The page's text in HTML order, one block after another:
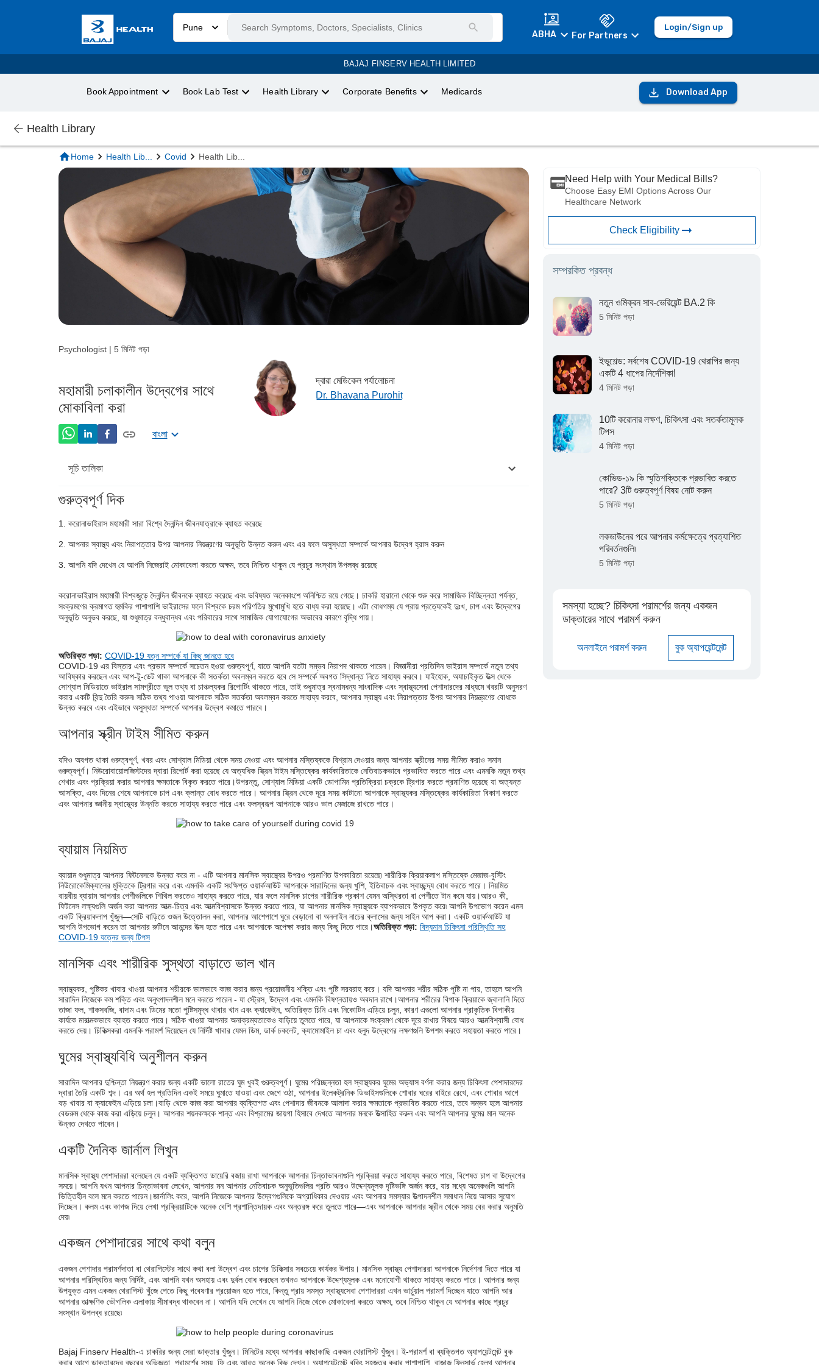
Pune
ABHA For Partners
Login/Sign up
BAJAJ FINSERV HEALTH LIMITED
Book Appointment Book Lab Test Health Library Corporate Benefits Medicards Download App
Health Library
Home Health Lib... Covid Health Lib...
Psychologist | 5 মিনিট পড়া
মহামারী চলাকালীন উদ্বেগের সাথে
মোকাবিলা করা
দ্বারা মেডিকেল পর্যালোচনা
Dr. Bhavana Purohit
বাংলা
সূচি তালিকা
আপনার স্ক্রীন টাইম সীমিত করুন
ব্যায়াম নিয়মিত
মানসিক এবং শারীরিক সুস্থতা বাড়াতে ভাল খান
ঘুমের স্বাস্থ্যবিধি অনুশীলন করুন
একটি দৈনিক জার্নাল লিখুন
একজন পেশাদারের সাথে কথা বলুন
গুরুত্বপূর্ণ দিক
করোনাভাইরাস মহামারী সারা বিশ্বে দৈনন্দিন জীবনযাত্রাকে ব্যাহত করেছে
আপনার স্বাস্থ্য এবং নিরাপত্তার উপর আপনার নিয়ন্ত্রণের অনুভূতি উন্নত করুন এবং এর ফলে অসুস্থতা সম্পর্কে আপনার উদ্বেগ হ্রাস করুন
আপনি যদি দেখেন যে আপনি নিজেরাই মোকাবেলা করতে অক্ষম, তবে নিশ্চিত থাকুন যে প্রচুর সংস্থান উপলব্ধ রয়েছে
করোনাভাইরাস মহামারী বিশ্বজুড়ে দৈনন্দিন জীবনকে ব্যাহত করেছে এবং ভবিষ্যত অনেকাংশে অনিশ্চিত রয়ে গেছে। চাকরি হারানো থেকে শুরু করে সামাজিক বিচ্ছিন্নতা পর্যন্ত,
সংক্রমণের ক্রমাগত হুমকির পাশাপাশি ভাইরাসের ফলে বিশ্বকে চরম পরিণতির মুখোমুখি হতে বাধ্য করা হয়েছে। এটা বোধগম্য যে প্রায় প্রত্যেকেই দুঃখ, চাপ এবং উদ্বেগের
অনুভূতি অনুভব করছে, যা শুধুমাত্র বন্ধুবান্ধব এবং পরিবারের সাথে সামাজিক যোগাযোগের অভাবের কারণে বৃদ্ধি পায়।
অতিরিক্ত পড়া: COVID-19 যত্ন সম্পর্কে যা কিছু জানতে হবে
COVID-19 এর বিস্তার এবং প্রভাব সম্পর্কে সচেতন হওয়া গুরুত্বপূর্ণ, যাতে আপনি যতটা সম্ভব নিরাপদ থাকতে পারেন। বিজ্ঞানীরা প্রতিদিন ভাইরাস সম্পর্কে নতুন তথ্য
আবিষ্কার করছেন এবং আপ-টু-ডেট থাকা আপনাকে কী সতর্কতা অবলম্বন করতে হবে সে সম্পর্কে অবগত সিদ্ধান্ত নিতে সাহায্য করবে। যাইহোক, অযাচাইকৃত উত্স থেকে
সোশ্যাল মিডিয়াতে ভাইরাল সামগ্রীতে ভুল তথ্য বা চাঞ্চল্যকর রিপোর্টিং থাকতে পারে, তাই শুধুমাত্র স্বনামধন্য সাংবাদিক এবং স্বাস্থ্যসেবা পেশাদারদের মাধ্যমে খবরটি অনুসরণ
করার একটি বিন্দু তৈরি করুন৷ সঠিক তথ্য পাওয়া আপনাকে সঠিক সতর্কতা অবলম্বন করতে সাহায্য করবে, আপনার স্বাস্থ্য এবং নিরাপত্তার উপর আপনার নিয়ন্ত্রণের বোধকে
উন্নত করবে এবং এইভাবে অসুস্থতা সম্পর্কে আপনার উদ্বেগ কমাতে পারবে।
আপনার স্ক্রীন টাইম সীমিত করুন
যদিও অবগত থাকা গুরুত্বপূর্ণ, খবর এবং সোশ্যাল মিডিয়া থেকে সময় নেওয়া এবং আপনার মস্তিষ্ককে বিশ্রাম দেওয়ার জন্য আপনার স্ক্রীনের সময় সীমিত করাও সমান
গুরুত্বপূর্ণ। নিউরোবায়োলজিস্টদের দ্বারা রিপোর্ট করা হয়েছে যে অত্যধিক স্ক্রিন টাইম মস্তিষ্কের কার্যকারিতাকে নেতিবাচকভাবে প্রভাবিত করতে পারে এবং এমনকি নতুন তথ্য
শেখার এবং প্রক্রিয়া করার আপনার ক্ষমতাকে বিকৃত করতে পারে।উপরন্তু, সোশ্যাল মিডিয়া একটি ডোপামিন প্রতিক্রিয়া চক্রকে ট্রিগার করতে প্রমাণিত হয়েছে যা অত্যন্ত
আসক্তি, এবং দিনের শেষে আপনাকে চাপ এবং ক্লান্ত বোধ করতে পারে। আপনার স্ক্রিন থেকে দূরে সময় কাটানো আপনাকে স্বাস্থ্যকর মস্তিষ্কের কার্যকারিতা বিকাশ করতে
এবং আপনার জ্ঞানীয় স্বাস্থ্যের উন্নতি করতে সাহায্য করতে পারে এবং ফলস্বরূপ আপনাকে আরও ভাল মেজাজে রাখতে পারে।
ব্যায়াম নিয়মিত
ব্যায়াম শুধুমাত্র আপনার ফিটনেসকে উন্নত করে না - এটি আপনার মানসিক স্বাস্থ্যের উপরও প্রমাণিত উপকারিতা রয়েছে৷ শারীরিক ক্রিয়াকলাপ মস্তিষ্কে মেজাজ-বুস্টিং
নিউরোকেমিক্যালের মুক্তিকে ট্রিগার করে এবং এমনকি একটি সংক্ষিপ্ত ওয়ার্কআউট আপনাকে সারাদিনের জন্য খুশি, ইতিবাচক এবং স্বাচ্ছন্দ্য বোধ করতে পারে। নিয়মিত
বায়বীয় ব্যায়াম আপনার পেশীগুলিকে শিথিল করতেও সাহায্য করতে পারে, যার ফলে মানসিক চাপের শারীরিক প্রকাশ যেমন অস্থিরতা বা পেশীতে টান কমে যায়।আরও কী,
ফিটনেস লক্ষ্যগুলি অর্জন করা আপনার আত্ম-চিত্র এবং আত্মবিশ্বাসকে উন্নত করতে পারে, যা আপনার মানসিক স্বাস্থ্যকে ব্যাপকভাবে উপকৃত করে৷ আপনি উপভোগ করেন এমন
একটি ক্রিয়াকলাপ খুঁজুন—সেটি বাড়িতে ওজন উত্তোলন করা, আপনার আশেপাশে ঘুরে বেড়ানো বা অনলাইন নাচের ক্লাসের জন্য সাইন আপ করা। একটি ওয়ার্কআউট যা
আপনি উপভোগ করেন তা আপনার রুটিনে আনন্দের উত্স হতে পারে এবং আপনাকে অপেক্ষা করার জন্য কিছু দিতে পারে।অতিরিক্ত পড়া: বিদ্যমান চিকিৎসা পরিস্থিতি সহ
COVID-19 যত্নের জন্য টিপস
মানসিক এবং শারীরিক সুস্থতা বাড়াতে ভাল খান
স্বাস্থ্যকর, পুষ্টিকর খাবার খাওয়া আপনার শরীরকে ভালভাবে কাজ করার জন্য প্রয়োজনীয় শক্তি এবং পুষ্টি সরবরাহ করে। যদি আপনার শরীর সঠিক পুষ্টি না পায়, তাহলে আপনি
সারাদিন নিজেকে কম শক্তি এবং অনুৎপাদনশীল মনে করতে পারেন - যা স্ট্রেস, উদ্বেগ এবং এমনকি বিষণ্নতায়ও অবদান রাখে।আপনার শরীরের বিপাক ক্রিয়াকে জ্বালানি দিতে
তাজা ফল, শাকসবজি, বাদাম এবং ডিমের মতো পুষ্টিসমৃদ্ধ খাবার খান এবং ক্যাফেইন, অতিরিক্ত চিনি এবং নিকোটিন এড়িয়ে চলুন, কারণ এগুলো আপনার প্রাকৃতিক বিপাকীয়
কার্যকে মারাত্মকভাবে ব্যাহত করতে পারে। সঠিক খাওয়া আপনার অনাক্রম্যতাকেও বাড়িয়ে তুলতে পারে, যা আপনাকে সংক্রমণ থেকে দূরে রাখার বিষয়ে আরও আত্মবিশ্বাসী বোধ
করতে দেয়। চিকিত্সকরা এমনকি পরামর্শ দিয়েছেন যে নির্দিষ্ট খাবার যেমন ডিম, ডার্ক চকলেট, ক্যামোমাইল চা এবং হলুদ উদ্বেগের লক্ষণগুলি উপশম করতে সহায়তা করতে পারে।
ঘুমের স্বাস্থ্যবিধি অনুশীলন করুন
সারাদিন আপনার দুশ্চিন্তা নিয়ন্ত্রণ করার জন্য একটি ভালো রাতের ঘুম খুবই গুরুত্বপূর্ণ। ঘুমের পরিচ্ছন্নতা হল স্বাস্থ্যকর ঘুমের অভ্যাস বর্ণনা করার জন্য চিকিৎসা পেশাদারদের
দ্বারা তৈরি একটি শব্দ। এর অর্থ হল প্রতিদিন একই সময়ে ঘুমাতে যাওয়া এবং জেগে ওঠা, আপনার ইলেকট্রনিক ডিভাইসগুলিকে শোবার ঘরের বাইরে রেখে, এবং শোবার আগে
বড় খাবার বা ক্যাফেইন এড়িয়ে চলা।বাড়ি থেকে কাজ করা আপনার ব্যক্তিগত এবং পেশাদার জীবনকে আলাদা করার ক্ষমতাকে প্রভাবিত করতে পারে, তবে সম্ভব হলে আপনার
বেডরুম থেকে কাজ করা এড়িয়ে চলুন। আপনার শয়নকক্ষকে শান্ত এবং বিশ্রামের জায়গা হিসাবে দেখতে আপনার মনকে উত্সাহিত করুন এবং আপনি আপনার ঘুমের মান অনেক
উন্নত দেখতে পাবেন।
একটি দৈনিক জার্নাল লিখুন
মানসিক স্বাস্থ্য পেশাদাররা বলেছেন যে একটি ব্যক্তিগত ডায়েরি বজায় রাখা আপনাকে আপনার চিন্তাভাবনাগুলি প্রক্রিয়া করতে সাহায্য করতে পারে, বিশেষত চাপ বা উদ্বেগের
সময়ে। আপনি যখন আপনার চিন্তাভাবনা লেখেন, আপনার মন আপনার নেতিবাচক অনুভূতিগুলির প্রতি আরও উদ্দেশ্যমূলক দৃষ্টিভঙ্গি অর্জন করে, যার মধ্যে অনেকগুলি আপনি
ভিত্তিহীন বলে মনে করতে পারেন।জার্নালিং করে, আপনি নিজেকে আপনার উদ্বেগগুলিকে অগ্রাধিকার দেওয়ার এবং আপনার সমস্যার উত্পাদনশীল সমাধান নিয়ে আসার সুযোগ
দিচ্ছেন। কলম এবং কাগজ দিয়ে লেখা প্রক্রিয়াটিকে অনেক বেশি প্রশান্তিদায়ক এবং অন্তরঙ্গ করে তুলতে পারে—এবং আপনাকে আপনার স্ক্রীন থেকে সময় বের করার অনুমতি
দেয়৷
একজন পেশাদারের সাথে কথা বলুন
একজন পেশাদার পরামর্শদাতা বা থেরাপিস্টের সাথে কথা বলা উদ্বেগ এবং চাপের চিকিত্সার সবচেয়ে কার্যকর উপায়। মানসিক স্বাস্থ্য পেশাদাররা আপনাকে নির্দেশনা দিতে পারে যা
আপনার পরিস্থিতির জন্য নির্দিষ্ট, এবং আপনি যখন অসহায় এবং দুর্বল বোধ করছেন তখনও আপনাকে উদ্দেশ্যমূলক এবং মনোযোগী থাকতে সাহায্য করতে পারে। আপনার জন্য
উপযুক্ত এমন একজন থেরাপিস্ট খুঁজে পেতে কিছু গবেষণার প্রয়োজন হতে পারে, কিন্তু প্রায় সমস্ত স্বাস্থ্যসেবা পেশাদাররা এখন ভার্চুয়াল পরামর্শ দিচ্ছেন যাতে আপনি আর
আপনার তাত্ক্ষণিক ভৌগলিক এলাকায় সীমাবদ্ধ থাকবেন না। আপনি যদি দেখেন যে আপনি নিজে থেকে মোকাবেলা করতে অক্ষম, তবে নিশ্চিত থাকুন যে আপনার কাছে প্রচুর
সংস্থান উপলব্ধ রয়েছে৷
Bajaj Finserv Health-এ চাকরির জন্য সেরা ডাক্তার খুঁজুন। মিনিটের মধ্যে আপনার কাছাকাছি একজন থেরাপিস্ট খুঁজুন। ই-পরামর্শ বা ব্যক্তিগত অ্যাপয়েন্টমেন্ট বুক
করার আগে ডাক্তারদের বছরের অভিজ্ঞতা, পরামর্শের সময়, ফি এবং আরও অনেক কিছু দেখুন। অ্যাপয়েন্টমেন্ট বুকিং সহজতর করার পাশাপাশি, বাজাজ ফিনসার্ভ হেলথ আপনার
Need Help with Your Medical Bills?
Choose Easy EMI Options Across Our
Healthcare Network
Check Eligibility
সম্পরকিত প্রবন্ধ
নতুন ওমিক্রন সাব-ভেরিয়েন্ট BA.2 কি
5 মিনিট পড়া
ইভুশেল্ড: সর্বশেষ COVID-19 থেরাপির জন্য
একটি 4 ধাপের নির্দেশিকা!
4 মিনিট পড়া
10টি করোনার লক্ষণ, চিকিৎসা এবং সতর্কতামূলক
টিপস
4 মিনিট পড়া
কোভিড-১৯ কি স্মৃতিশক্তিকে প্রভাবিত করতে
পারে? 3টি গুরুত্বপূর্ণ বিষয় নোট করুন
5 মিনিট পড়া
লকডাউনের পরে আপনার কর্মক্ষেত্রে প্রত্যাশিত
পরিবর্তনগুলি৷
5 মিনিট পড়া
সমস্যা হচ্ছে? চিকিৎসা পরামর্শের জন্য একজন
ডাক্তারের সাথে পরামর্শ করুন
অনলাইনে পরামর্শ করুন বুক অ্যাপয়েন্টমেন্ট